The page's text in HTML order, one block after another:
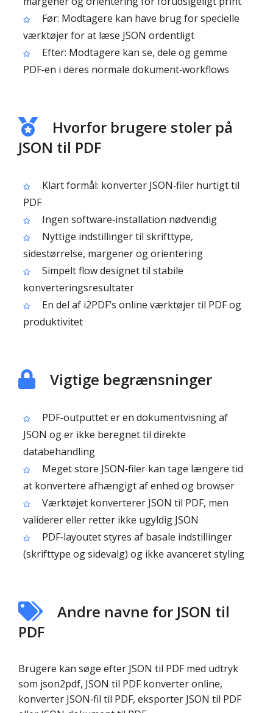
Før: Modtagere kan have brug for specielle
værktøjer for at læse JSON ordentligt
Efter: Modtagere kan se, dele og gemme
PDF‑en i deres normale dokument‑workflows
Hvorfor brugere stoler på
JSON til PDF
Klart formål: konverter JSON‑filer hurtigt til
PDF
Ingen software‑installation nødvendig
Nyttige indstillinger til skrifttype,
sidestørrelse, margener og orientering
Simpelt flow designet til stabile
konverteringsresultater
En del af i2PDF’s online værktøjer til PDF og
produktivitet
Vigtige begrænsninger
PDF‑outputtet er en dokumentvisning af
JSON og er ikke beregnet til direkte
databehandling
Meget store JSON‑filer kan tage længere tid
at konvertere afhængigt af enhed og browser
Værktøjet konverterer JSON til PDF, men
validerer eller retter ikke ugyldig JSON
PDF‑layoutet styres af basale indstillinger
(skrifttype og sidevalg) og ikke avanceret styling
Andre navne for JSON til
PDF
Brugere kan søge efter JSON til PDF med udtryk
som json2pdf, JSON til PDF konverter online,
konverter JSON‑fil til PDF, eksporter JSON til PDF